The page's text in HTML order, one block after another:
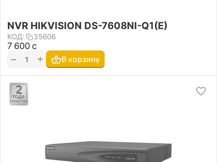
NVR HIKVISION DS-7608NI-Q1(E)
КОД: 35606
7 600 с
+
− В корзину